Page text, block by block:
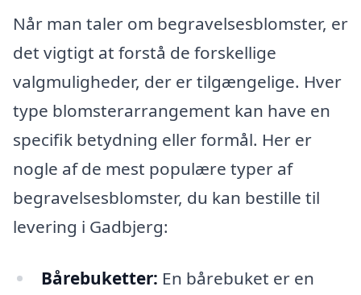
Når man taler om begravelsesblomster, er
det vigtigt at forstå de forskellige
valgmuligheder, der er tilgængelige. Hver
type blomsterarrangement kan have en
specifik betydning eller formål. Her er
nogle af de mest populære typer af
begravelsesblomster, du kan bestille til
levering i Gadbjerg:
Bårebuketter: En bårebuket er en